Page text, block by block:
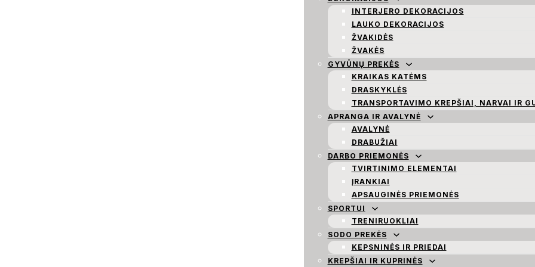
INTERJERO DEKORACIJOS
LAUKO DEKORACIJOS
ŽVAKIDĖS
ŽVAKĖS
GYVŪNŲ PREKĖS
KRAIKAS KATĖMS
DRASKYKLĖS
TRANSPORTAVIMO KREPŠIAI, NARVAI IR
APRANGA IR AVALYNĖ
AVALYNĖ
DRABUŽIAI
DARBO PRIEMONĖS
TVIRTINIMO ELEMENTAI
ĮRANKIAI
APSAUGINĖS PRIEMONĖS
SPORTUI
TRENIRUOKLIAI
SODO PREKĖS
KEPSNINĖS IR PRIEDAI
KREPŠIAI IR KUPRINĖS